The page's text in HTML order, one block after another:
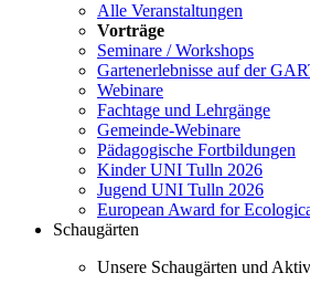
Alle Veranstaltungen
Vorträge
Seminare / Workshops
Gartenerlebnisse auf der
Webinare
Fachtage und Lehrgänge
Gemeinde-Webinare
Pädagogische Fortbildungen
Kinder UNI Tulln 2026
Jugend UNI Tulln 2026
European Award for
Schaugärten
Unsere Schaugärten und